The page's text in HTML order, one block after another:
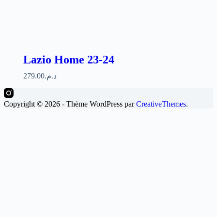
Lazio Home 23-24
د.م.279.00
Copyright © 2026 - Thème WordPress parCreativeThemes.